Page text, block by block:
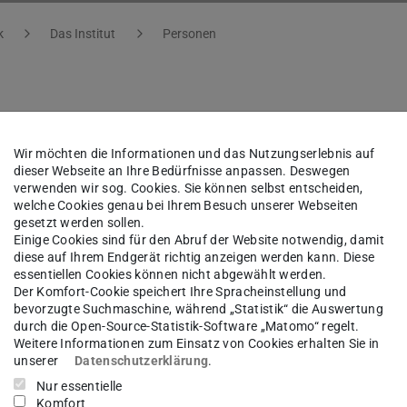
Das Institut Personen
Übers.
Theorie
SFB1245 (zentral und Theorie), Drittmittelprojekte
R. Roth, A. Schwenk
Wir möchten die Informationen und das Nutzungserlebnis auf
dieser Webseite an Ihre Bedürfnisse anpassen. Deswegen
verwenden wir sog. Cookies. Sie können selbst entscheiden,
welche Cookies genau bei Ihrem Besuch unserer Webseiten
gesetzt werden sollen.
Einige Cookies sind für den Abruf der Website notwendig, damit
diese auf Ihrem Endgerät richtig anzeigen werden kann. Diese
essentiellen Cookies können nicht abgewählt werden.
Der Komfort-Cookie speichert Ihre Spracheinstellung und
bevorzugte Suchmaschine, während „Statistik“ die Auswertung
durch die Open-Source-Statistik-Software „Matomo“ regelt.
Weitere Informationen zum Einsatz von Cookies erhalten Sie in
unserer
Datenschutzerklärung.
Nur essentielle
Komfort